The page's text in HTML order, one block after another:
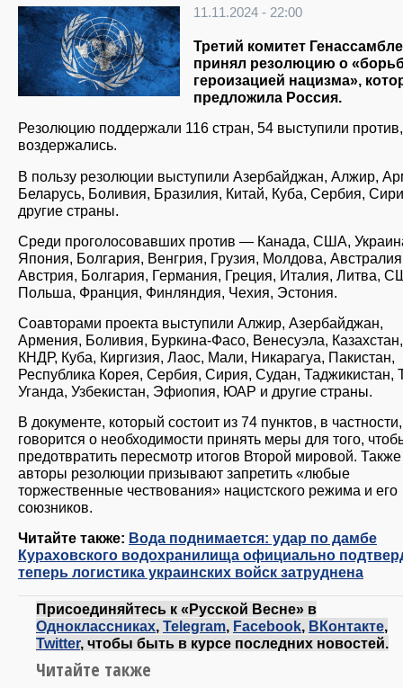
11.11.2024 - 22:00
Третий комитет
принял резолюцию о
героизацией нацизма»,
предложила Россия.
Резолюцию поддержали 116 стран, 54 выступили
воздержались.
В пользу резолюции выступили Азербайджан, Алжир,
Беларусь, Боливия, Бразилия, Китай, Куба, Сербия,
другие страны.
Среди проголосовавших против — Канада, США,
Япония, Болгария, Венгрия, Грузия, Молдова,
Австрия, Болгария, Германия, Греция, Италия, Литва,
Польша, Франция, Финляндия, Чехия, Эстония.
Соавторами проекта выступили Алжир, Азербайджан,
Армения, Боливия, Буркина-Фасо, Венесуэла,
КНДР, Куба, Киргизия, Лаос, Мали, Никарагуа, Пакистан,
Республика Корея, Сербия, Сирия, Судан, Таджикистан,
Уганда, Узбекистан, Эфиопия, ЮАР и другие страны.
В документе, который состоит из 74 пунктов, в частности,
говорится о необходимости принять меры для того,
предотвратить пересмотр итогов Второй мировой. Также
авторы резолюции призывают запретить «любые
торжественные чествования» нацистского режима и его
союзников.
Читайте также: Вода поднимается: удар по дамбе
Кураховского водохранилища официально
теперь логистика украинских войск затруднена
Присоединяйтесь к «Русской Весне» в
Одноклассниках Telegram Facebook ВКонтакте
Twitter, чтобы быть в курсе последних новостей.
Читайте также